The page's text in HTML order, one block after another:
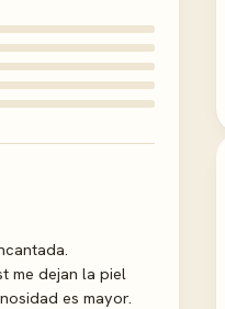
me dejan la piel
es mayor.